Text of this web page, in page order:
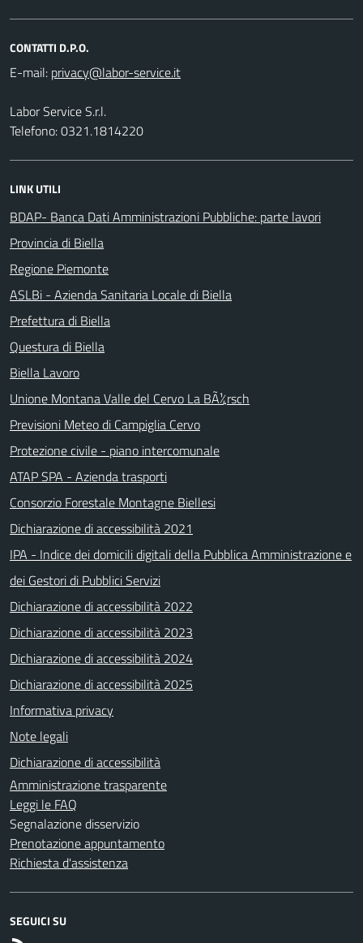
CONTATTI D.P.O.
E-mail:
Labor Service S.r.l.
Telefono: 0321.1814220
LINK UTILI
BDAP- Banca Dati Amministrazioni Pubbliche: parte lavori
Provincia di Biella
Regione Piemonte
ASLBi - Azienda Sanitaria Locale di Biella
Prefettura di Biella
Questura di Biella
Biella Lavoro
Unione Montana Valle del Cervo La BÃ¼rsch
Previsioni Meteo di Campiglia Cervo
Protezione civile - piano intercomunale
ATAP SPA - Azienda trasporti
Consorzio Forestale Montagne Biellesi
Dichiarazione di accessibilità 2021
IPA - Indice dei domicili digitali della Pubblica Amministrazione e
dei Gestori di Pubblici Servizi
Dichiarazione di accessibilità 2022
Dichiarazione di accessibilità 2023
Dichiarazione di accessibilità 2024
Dichiarazione di accessibilità 2025
Informativa privacy
Note legali
Dichiarazione di accessibilità
Amministrazione trasparente
Leggi le FAQ
Segnalazione disservizio
Prenotazione appuntamento
Richiesta d'assistenza
SEGUICI SU